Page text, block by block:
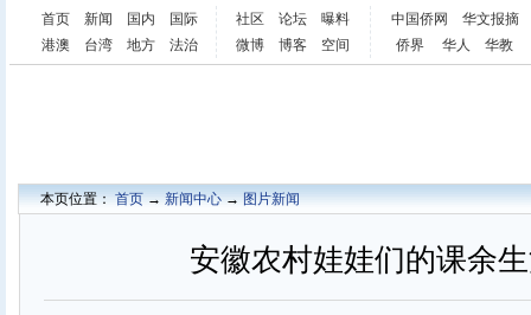
首页 新闻 国内
国际
港澳
台湾 地方 法治
社区 论坛
曝料
微博
博客 空间
中国侨网
华文报摘
侨界
华人 华教
本页位置：首页→新闻中心→图片新闻
安徽农村娃娃们的课余